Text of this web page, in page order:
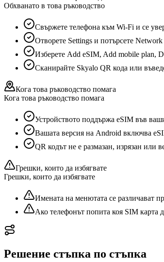
Обхванато в това ръководство
Свържете телефона към Wi‑Fi и се
Отворете Settings и потърсете
Изберете Add eSIM, Add mobile plan,
Сканирайте Skyalo QR кода или
Кога това ръководство помага
Кога това ръководство помага
Устройството поддържа eSIM във
Вашата версия на Android включва
QR кодът не е размазан, изрязан или
Грешки, които да избягвате
Грешки, които да избягвате
Имената на менютата се различават
Ако телефонът попита коя SIM карта
Решение стъпка по стъпка